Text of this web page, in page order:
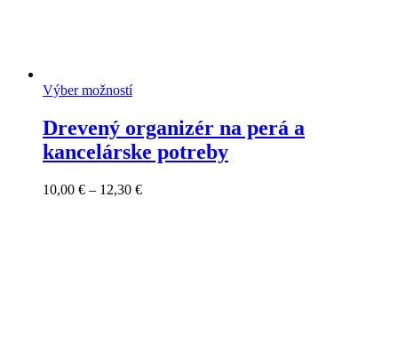
Výber možností
Drevený organizér na perá a
kancelárske potreby
10,00 € – 12,30 €Price